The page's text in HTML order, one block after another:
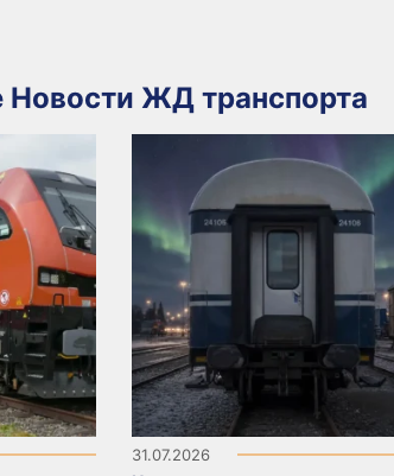
ЖД транспорта
31.07.2026